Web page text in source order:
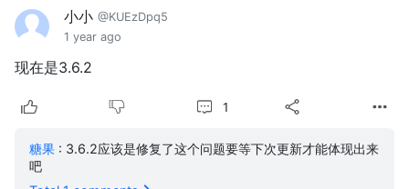
小小 @KUEzDpq5
1 year ago
现在是3.6.2
1
糖果 : 3.6.2应该是修复了这个问题要等下次更新才能体现出来
吧